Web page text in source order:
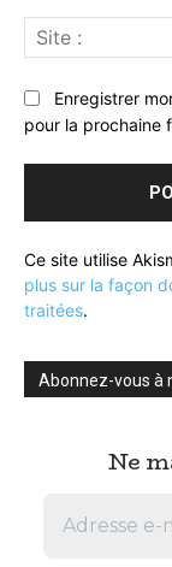
Enregistrer
pour la prochaine
Ce site utilise
plus sur la façon
traitées.
Abonnez-vous à
Ne